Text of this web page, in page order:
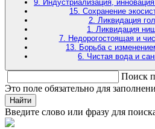
9. Индустриализация,
15. Сохранение
2. Ликвидация
1. Ликвидация
7. Недорогостоящая и
13. Борьба с
6. Чистая вода и
Поиск
Это поле обязательно для
Найти
Введите слово или фразу для